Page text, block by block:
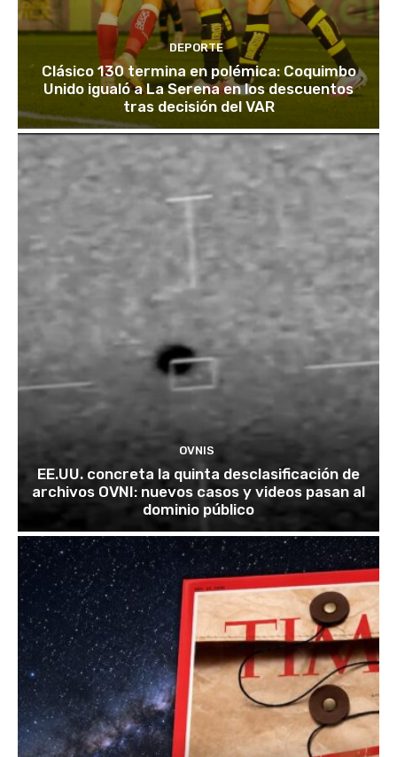
DEPORTE
Clásico 130 termina en polémica: Coquimbo
Unido igualó a La Serena en los descuentos
tras decisión del VAR
OVNIS
EE.UU. concreta la quinta desclasificación de
archivos OVNI: nuevos casos y videos pasan al
dominio público